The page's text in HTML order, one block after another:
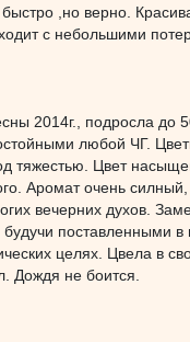
,но верно.
с небольшими
2014г., подросла
любой ЧГ.
тяжестью. Цвет
Аромат очень
вечерних духов.
поставленными в
целях. Цвела в
Дождя не боится.